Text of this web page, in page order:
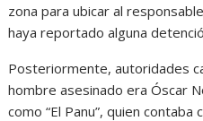
zona para ubicar al
haya reportado alguna
Posteriormente, autoridades
hombre asesinado era Óscar
como “El Panu”, quien